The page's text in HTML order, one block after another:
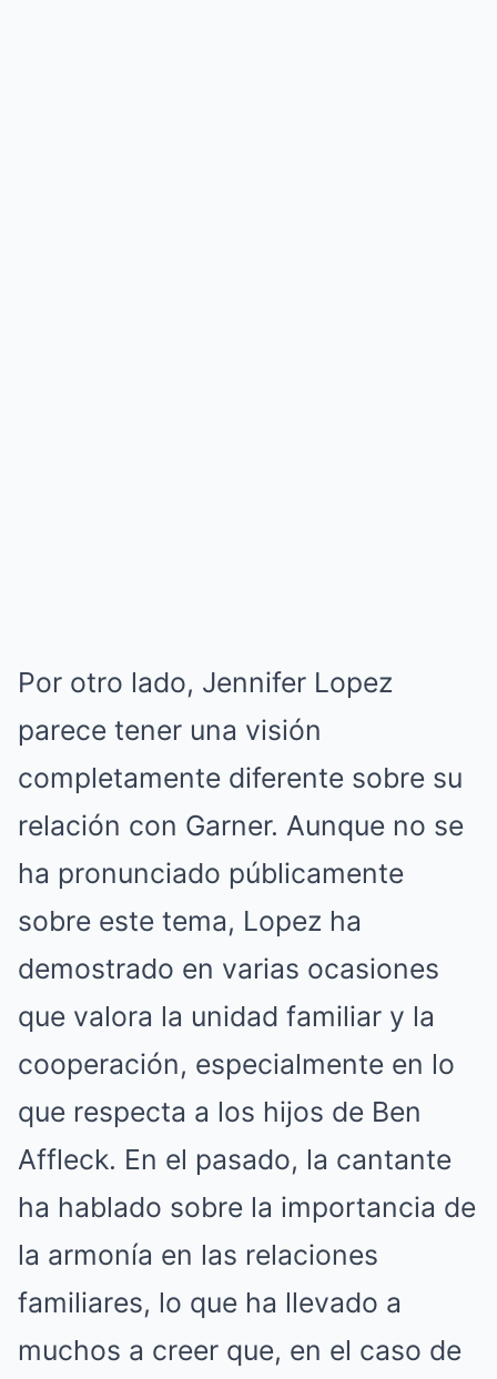
Por otro lado, Jennifer Lopez
parece tener una visión
completamente diferente sobre su
relación con Garner. Aunque no se
ha pronunciado públicamente
sobre este tema, Lopez ha
demostrado en varias ocasiones
que valora la unidad familiar y la
cooperación, especialmente en lo
que respecta a los hijos de Ben
Affleck. En el pasado, la cantante
ha hablado sobre la importancia de
la armonía en las relaciones
familiares, lo que ha llevado a
muchos a creer que, en el caso de